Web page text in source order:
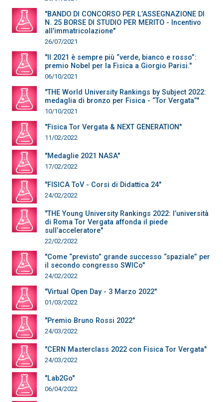
"BANDO DI CONCORSO PER L’ASSEGNAZIONE DI
N. 25 BORSE DI STUDIO PER MERITO - Incentivo
all’immatricolazione"
26/07/2021
"Il 2021 è sempre più “verde, bianco e rosso”:
premio Nobel per la Fisica a Giorgio Parisi."
06/10/2021
"THE World University Rankings by Subject 2022:
medaglia di bronzo per Fisica - “Tor Vergata”"
10/10/2021
"Fisica Tor Vergata & NEXT GENERATION"
11/02/2022
"Medaglie 2021 NASA"
17/02/2022
"FISICA ToV - Corsi di Didattica 24"
24/02/2022
"THE Young University Rankings 2022: l’università
di Roma Tor Vergata affonda il piede
sull’acceleratore"
22/02/2022
"Come “previsto” grande successo “spaziale” per
il secondo congresso SWICo"
24/02/2022
"Virtual Open Day - 3 Marzo 2022"
01/03/2022
"Premio Bruno Rossi 2022"
24/03/2022
"CERN Masterclass 2022 con Fisica Tor Vergata"
24/03/2022
"Lab2Go"
06/04/2022